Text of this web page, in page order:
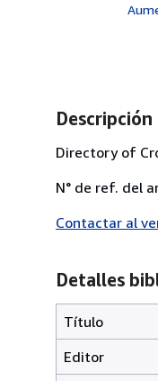
Descripción
Directory of
N° de ref. del
Contactar al
Detalles
Título
Editor